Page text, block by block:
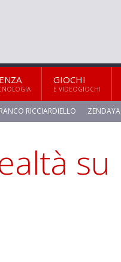
GIOCHI
E VIDEOGIOCHI
RICCIARDIELLO ZENDAYA
su